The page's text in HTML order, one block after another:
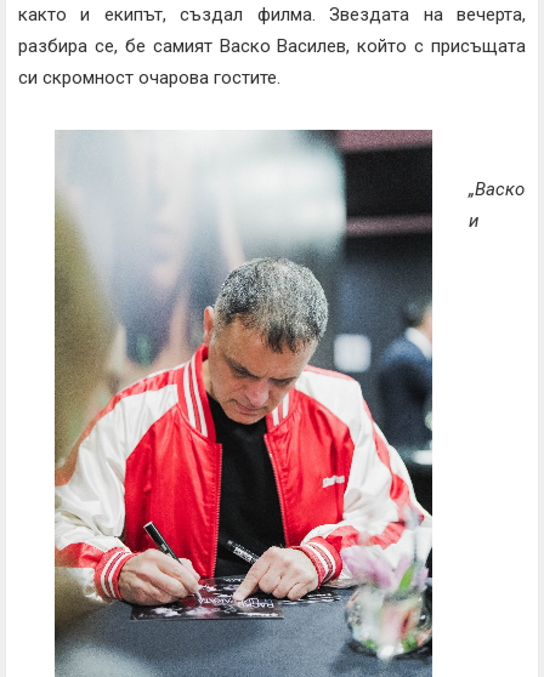
както и екипът, създал филма. Звездата на вечерта,
разбира се, бе самият Васко Василев, който с присъщата
си скромност очарова гостите.
„Васко
и